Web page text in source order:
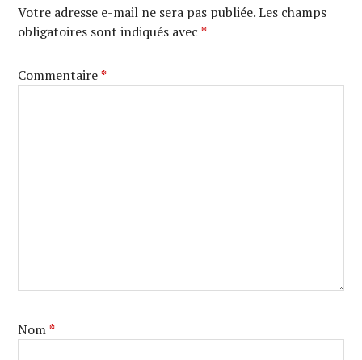
Votre adresse e-mail ne sera pas publiée. Les champs
obligatoires sont indiqués avec*
Commentaire*
Nom*